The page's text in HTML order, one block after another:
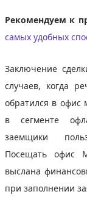
Рекомендуем к
самых удобных
Заключение
случаев, когда
обратился в
в сегменте
заемщики
Посещать офис
выслана
при заполнении